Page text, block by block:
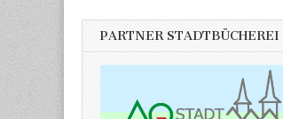
PARTNER STADTBÜCHEREI